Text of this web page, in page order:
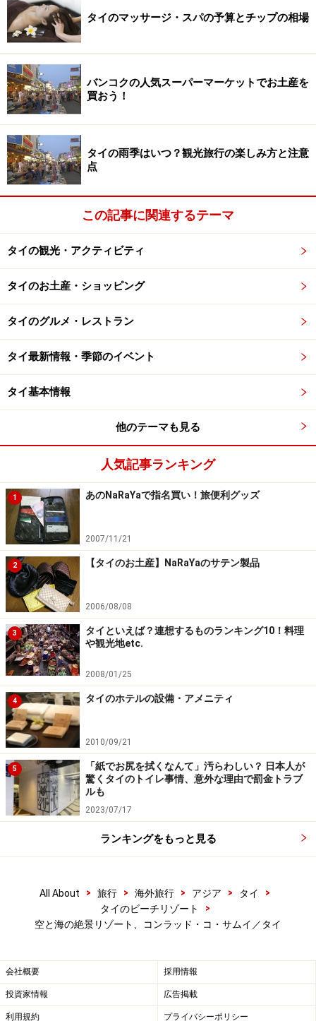
２ベッドルームのリビング。２階建て構造になっており、２
つの寝室とプールが１階に、 リビングとキッチンが２階に
ある
寝室のテラスからプライベートプールにアクセス！
コンラッドの部屋には、都会的で洗練されたインテリ
ア、というイメージがありますが、こちらも例にもれず
素敵なお部屋。65室の１ベッドルームプールヴィラと14
室の２ベッドルームプールヴィラ、２室のスイートルー
ムがあります。いずれもインテリアのコンセプトは同じ
ですが、広さが異なります。
広々としたバスルーム。アメニティグッズも高級感がある
中でも天井から床まで窓ガラスをはめた２ベッドルーム
ーが広がり開放感があります。ちょっとした中庭が付い
ていて、リラクゼーション空間を演出しているのも好印
象。
アップルTV、iPodドック、Wi-Fi、iPad（ホテルサービス
案内）、BOSEのサウンドシステム、とルームファシリテ
ィが充実しており、不便さを感じさせないのはさすが。
また、２ベッドルームのバスルームには大きな丸いバス
タブが配されており、見た瞬間に気分が上がります。
※記事内容は執筆時点のものです。最新の内容をご確認くださ
※海外を訪れる際には最新情報の入手に努め、「
外務省 海外安全
ホームページ」を確認するなど、安全確保に十分注意を払ってく
ださい。
1/2 次のページへ
タイのマッサージ・スパの予算とチップの相場
バンコクの人気スーパーマーケットでお土産を
買おう！
タイの雨季はいつ？観光旅行の楽しみ方と注意
点
この記事に関連するテーマ
タイの観光・アクティビティ
タイのお土産・ショッピング
タイのグルメ・レストラン
タイ最新情報・季節のイベント
タイ基本情報
他のテーマも見る
人気記事ランキング
1 あのNaRaYaで指名買い！旅便利グッズ
2007/11/21
2 【タイのお土産】NaRaYaのサテン製品
2006/08/08
3
タイといえば？連想するものランキング10！料理
や観光地etc.
2008/01/25
4 タイのホテルの設備・アメニティ
2010/09/21
5
「紙でお尻を拭くなんて」汚らわしい？ 日本人が
驚くタイのトイレ事情、意外な理由で罰金トラブ
ルも
2023/07/17
ランキングをもっと見る
All About > 旅行 > 海外旅行 > アジア > タイ
>
タイのビーチリゾート
>
空と海の絶景リゾート、コンラッド・コ・サムイ／タイ
会社概要 採用情報
投資家情報 広告掲載
利用規約 プライバシーポリシー